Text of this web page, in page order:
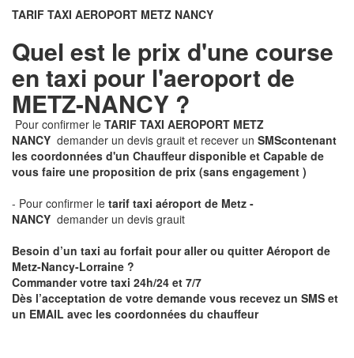
TARIF TAXI AEROPORT METZ NANCY
Quel est le prix d'une course
en taxi pour l'aeroport de
METZ-NANCY ?
Pour confirmer le TARIF TAXI AEROPORT METZ
NANCY demander un devis grauit et recever un SMScontenant
les coordonnées d'un Chauffeur disponible et Capable de
vous faire une proposition de prix (sans engagement )
- Pour confirmer le tarif taxi aéroport de Metz -
NANCY demander un devis grauit
Besoin d’un taxi au forfait pour aller ou quitter Aéroport de
Metz-Nancy-Lorraine ?
Commander votre taxi 24h/24 et 7/7
Dès l’acceptation de votre demande vous recevez un SMS et
un EMAIL avec les coordonnées du chauffeur